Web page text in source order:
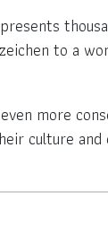
to a
more
culture